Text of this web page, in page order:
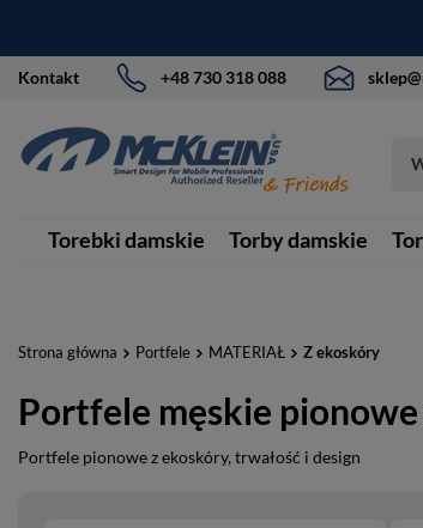
Kontakt +48 730 318 088
Torebki damskie Torby damskie
Strona główna Portfele MATERIAŁ Z ekoskóry
Portfele męskie
Portfele pionowe z ekoskóry, trwałość i design